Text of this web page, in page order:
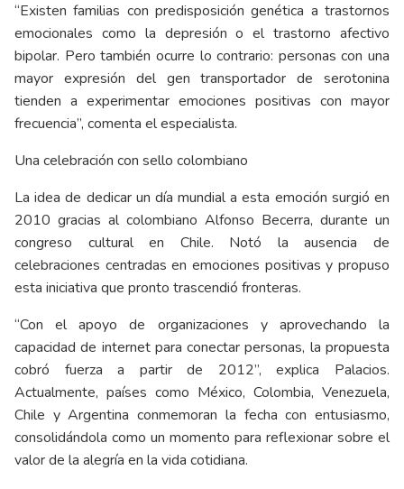
“Existen familias con predisposición genética a trastornos
emocionales como la depresión o el trastorno afectivo
bipolar. Pero también ocurre lo contrario: personas con una
mayor expresión del gen transportador de serotonina
tienden a experimentar emociones positivas con mayor
frecuencia”, comenta el especialista.
Una celebración con sello colombiano
La idea de dedicar un día mundial a esta emoción surgió en
2010 gracias al colombiano Alfonso Becerra, durante un
congreso cultural en Chile. Notó la ausencia de
celebraciones centradas en emociones positivas y propuso
esta iniciativa que pronto trascendió fronteras.
“Con el apoyo de organizaciones y aprovechando la
capacidad de internet para conectar personas, la propuesta
cobró fuerza a partir de 2012”, explica Palacios.
Actualmente, países como México, Colombia, Venezuela,
Chile y Argentina conmemoran la fecha con entusiasmo,
consolidándola como un momento para reflexionar sobre el
valor de la alegría en la vida cotidiana.